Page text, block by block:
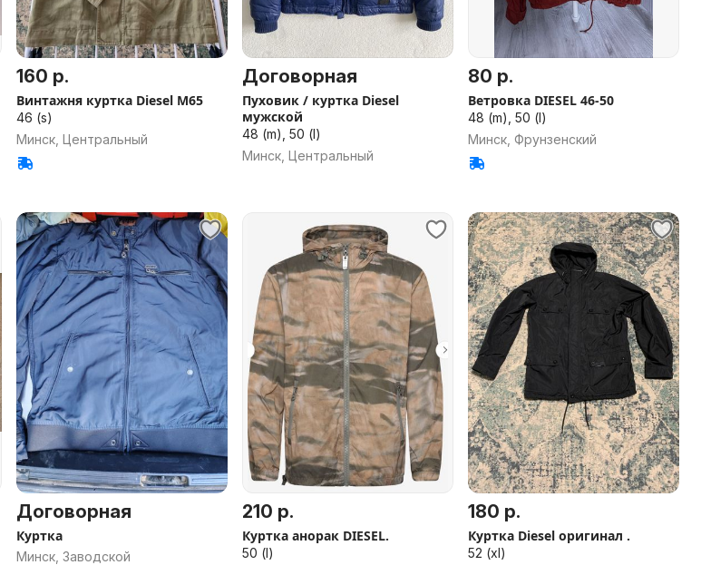
160 р.
Винтажня куртка Diesel M65
46 (s)
Минск, Центральный
Договорная
Пуховик / куртка Diesel
мужской
48 (m), 50 (l)
Минск, Центральный
80 р.
Ветровка DIESEL 46-50
48 (m), 50 (l)
Минск, Фрунзенский
Договорная
Куртка
Минск, Заводской
210 р.
Куртка анорак DIESEL.
50 (l)
180 р.
Куртка Diesel оригинал .
52 (xl)